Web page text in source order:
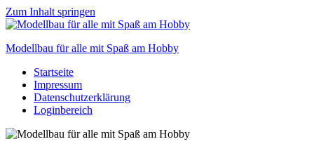
Zum Inhalt springen
Modellbau für alle mit Spaß am Hobby
Scale
modelling
to
Startseite
Impressum
Datenschutzerklärung
Loginbereich